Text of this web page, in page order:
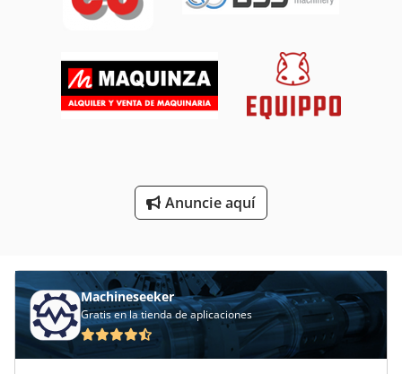
Bomba Neumatica
Bombas De Aguas Residuales
Bombas De Vacío
Anuncie aquí
Machineseeker
Gratis en la tienda de aplicaciones